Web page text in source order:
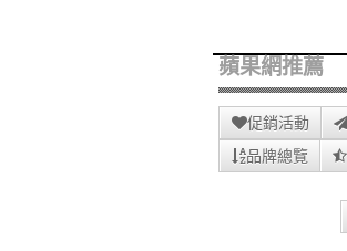
蘋果網推薦
促銷活動
品牌總覽